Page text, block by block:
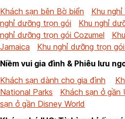
Khách sạn bên Bờ biển
Khu
nghỉ dưỡng trọn gói
Khu nghỉ
nghỉ dưỡng trọn gói Cozumel
Jamaica
Khu nghỉ dưỡng trọn
Niềm vui gia đình & Phiêu lưu
Khách sạn dành cho gia đình
National Parks
Khách sạn ở gần
sạn ở gần Disney World